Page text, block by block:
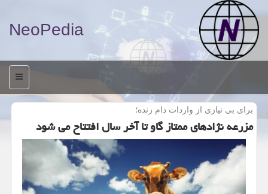
NeoPedia
منو
برای بی نیازی از واردات دام زنده؛
مزرعه نژادهای ممتاز گاو تا آخر سال افتتاح می شود